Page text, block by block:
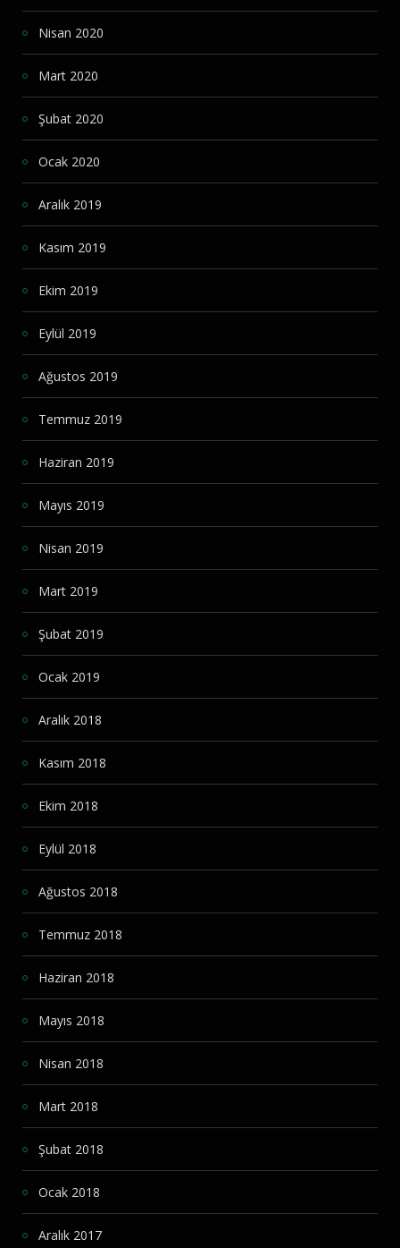
Nisan 2020
Mart 2020
Şubat 2020
Ocak 2020
Aralık 2019
Kasım 2019
Ekim 2019
Eylül 2019
Ağustos 2019
Temmuz 2019
Haziran 2019
Mayıs 2019
Nisan 2019
Mart 2019
Şubat 2019
Ocak 2019
Aralık 2018
Kasım 2018
Ekim 2018
Eylül 2018
Ağustos 2018
Temmuz 2018
Haziran 2018
Mayıs 2018
Nisan 2018
Mart 2018
Şubat 2018
Ocak 2018
Aralık 2017